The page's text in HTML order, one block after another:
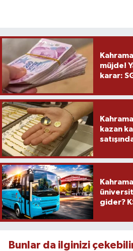
müjde!
karar:
kazan
gider?
Bunlar da ilginizi